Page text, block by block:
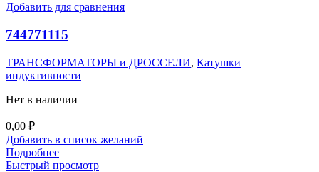
Добавить для сравнения
744771115
ТРАНСФОРМАТОРЫ и ДРОССЕЛИ, Катушки
индуктивности
Нет в наличии
0,00 ₽
Добавить в список желаний
Подробнее
Быстрый просмотр